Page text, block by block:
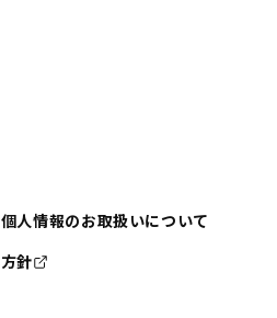
人情報のお取扱いについて
針